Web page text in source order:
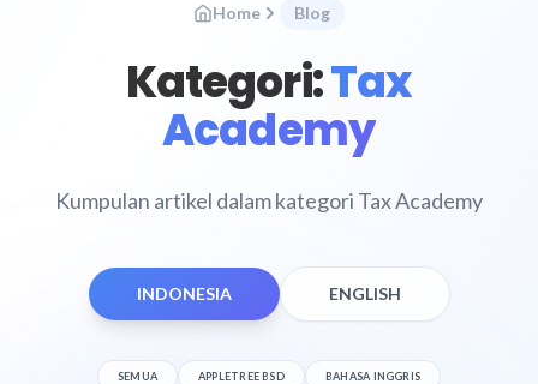
Home Blog
Kategori:Tax
Academy
Kumpulan artikel dalam kategori Tax Academy
INDONESIA ENGLISH
SEMUA APPLETREE BSD BAHASA INGGRIS